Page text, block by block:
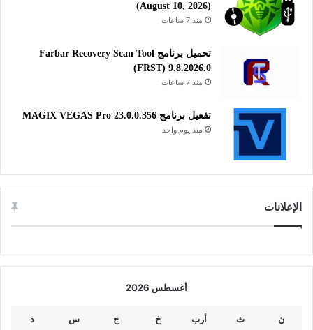
(August 10, 2026)
منذ 7 ساعات
تحميل برنامج Farbar Recovery Scan Tool
(FRST) 9.8.2026.0
منذ 7 ساعات
تفعيل برنامج MAGIX VEGAS Pro 23.0.0.356
منذ يوم واحد
الإعلانات
أغسطس 2026
ن ث أرب خ ج س د